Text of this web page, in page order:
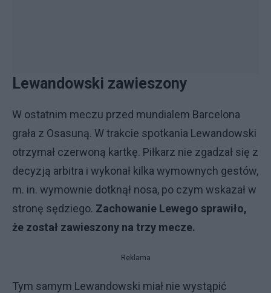
Lewandowski zawieszony
W ostatnim meczu przed mundialem Barcelona
grała z Osasuną. W trakcie spotkania Lewandowski
otrzymał czerwoną kartkę. Piłkarz nie zgadzał się z
decyzją arbitra i wykonał kilka wymownych gestów,
m. in. wymownie dotknął nosa, po czym wskazał w
stronę sędziego. Zachowanie Lewego sprawiło,
że został zawieszony na trzy mecze.
Reklama
Tym samym Lewandowski miał nie wystąpić